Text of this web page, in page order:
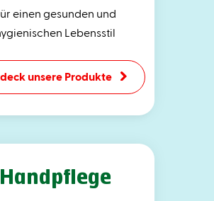
einen gesunden und
Lebensstil
unsere Produkte
Handpflege